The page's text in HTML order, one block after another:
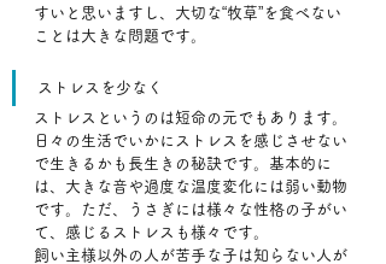
すいと思いますし、大切な“牧草”を食べない
ことは大きな問題です。
ストレスを少なく
ストレスというのは短命の元でもあります。
日々の生活でいかにストレスを感じさせない
で生きるかも長生きの秘訣です。基本的に
は、大きな音や過度な温度変化には弱い動物
です。ただ、うさぎには様々な性格の子がい
て、感じるストレスも様々です。
飼い主様以外の人が苦手な子は知らない人が